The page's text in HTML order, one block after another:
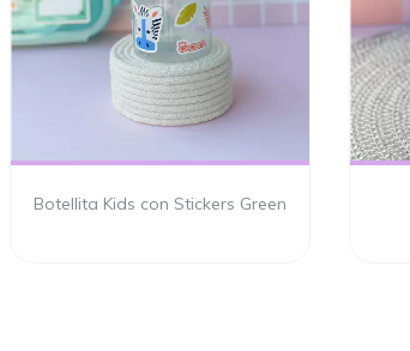
Botellita Kids con Stickers Green